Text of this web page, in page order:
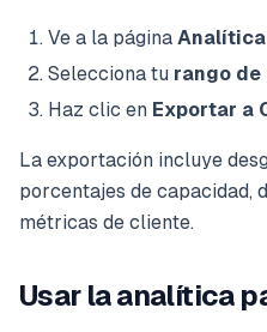
Ve a la página Analítica
Selecciona tu rango de
Haz clic en Exportar a
La exportación incluye
porcentajes de capacidad,
métricas de cliente.
Usar la analítica